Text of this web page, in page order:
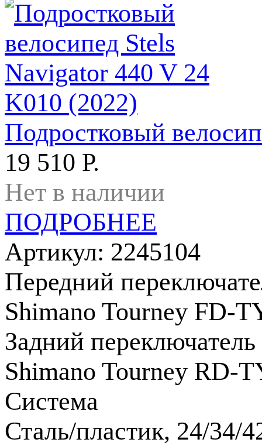
Подростковый
19 510 Р.
Нет в наличии
ПОДРОБНЕЕ
Артикул: 2245104
Передний
Shimano Tourney FD-
Задний переключатель
Shimano Tourney RD-
Система
Сталь/пластик, 24/34/